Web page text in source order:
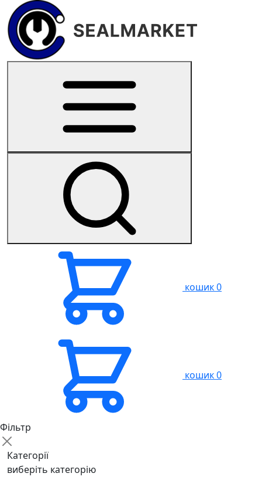
кошик0
кошик0
Фільтр
Категорії
виберіть категорію